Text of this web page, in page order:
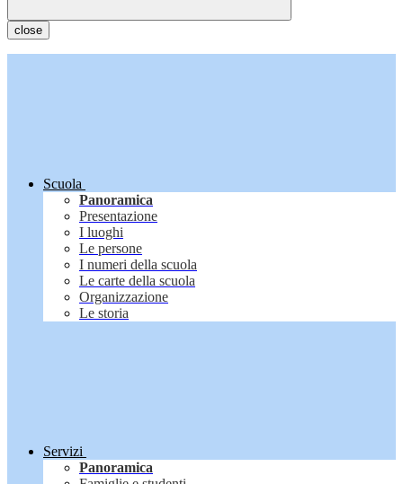
close
Scuola
Panoramica
Presentazione
I luoghi
Le persone
I numeri della scuola
Le carte della scuola
Organizzazione
Le storia
Servizi
Panoramica